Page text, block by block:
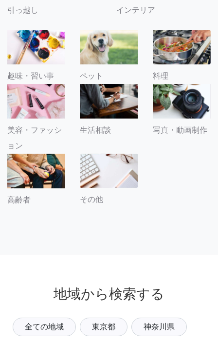
引っ越し インテリア
趣味・習い事 ペット 料理
美容・ファッシ
ョン
生活相談 写真・動画制作
高齢者 その他
地域から検索する
全ての地域 東京都 神奈川県